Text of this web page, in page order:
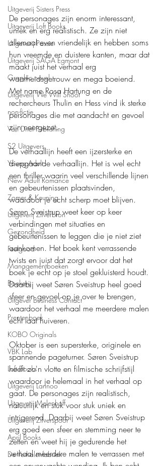
Uitgeverij Sisters Press
Uitgeverij Loft Books
Uitgeverij Passie
Uitgeverij SAGA Egmont
Graphic novel
Uitgeverij We Will Shoot
non-fictie
Van Driel Publishing
S2 Uitgevers
Young Adult
New Adult Romance
Zomer & Keuning
Uitgeverij Zilverbron
Gezondheid
Feelgood
Managementboeken
Boekerij
Uitgever Business Contact
Prentenboek
KOBO Originals
VBK Lab
Loft Books
Uitgeverij Lannoo
Uitgeverij Melenhoff
Uitgeverij Zilverspoor
April Books
De Verhalenfabriek
De personages zijn enorm interessant,
uniek en erg realistisch. Ze zijn niet
allemaal even vriendelijk en hebben soms
hun vreemde en duistere kanten, maar dat
maakt juist het verhaal erg
waarheidsgetrouw en mega boeiend.
Met name Rosa Hartung en de
rechercheurs Thulin en Hess vind ik sterke
personages die met aandacht en gevoel
zijn neergezet.
De verhaallijn heeft een ijzersterke en
diepgaande verhaallijn. Het is wel echt
een thriller waarin veel verschillende lijnen
en gebeurtenissen plaatsvinden,
waardoor je echt scherp moet blijven.
Søren Sveistrup weet keer op keer
verbindingen met situaties en
gebeurtenissen te leggen die je niet ziet
aankomen. Het boek kent verrassende
twists en juist dat zorgt ervoor dat het
boek je echt op je stoel gekluisterd houdt.
Daarbij weet Søren Sveistrup heel goed
sfeer en gevoel op je over te brengen,
waardoor het verhaal me meerdere malen
echt laat huiveren.
Oktober is een supersterke, originele en
spannende pageturner. Søren Sveistrup
heeft zo'n vlotte en filmische schrijfstijl
waardoor je helemaal in het verhaal op
gaat. De personages zijn realistisch,
natuurlijk en stuk voor stuk uniek en
intrigerend. Daarbij weet Søren Sveistrup
erg goed een sfeer en stemming neer te
zetten en weet hij je gedurende het
verhaal meerdere malen te verrassen met